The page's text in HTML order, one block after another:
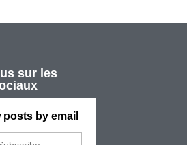
sur les
posts by email